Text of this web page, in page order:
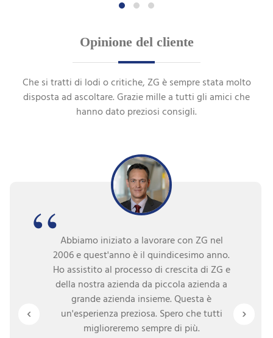
Opinione del cliente
Che si tratti di lodi o critiche, ZG è sempre stata molto
disposta ad ascoltare. Grazie mille a tutti gli amici che
hanno dato preziosi consigli.
Abbiamo iniziato a lavorare con ZG nel
2006 e quest'anno è il quindicesimo anno.
Ho assistito al processo di crescita di ZG e
della nostra azienda da piccola azienda a
grande azienda insieme. Questa è
un'esperienza preziosa. Spero che tutti
miglioreremo sempre di più.
‹ ›